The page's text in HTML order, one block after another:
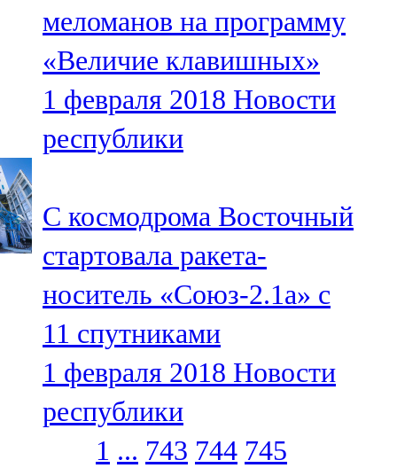
меломанов на программу
«Величие клавишных»
1 февраля 2018 Новости
республики
С космодрома Восточный
стартовала ракета-
носитель «Союз-2.1а» с
11 спутниками
1 февраля 2018 Новости
республики
1 ... 743 744 745